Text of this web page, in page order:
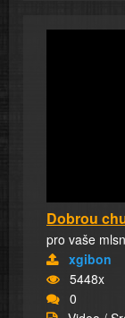
Dobrou
pro vaše
xgibon
5448x
0